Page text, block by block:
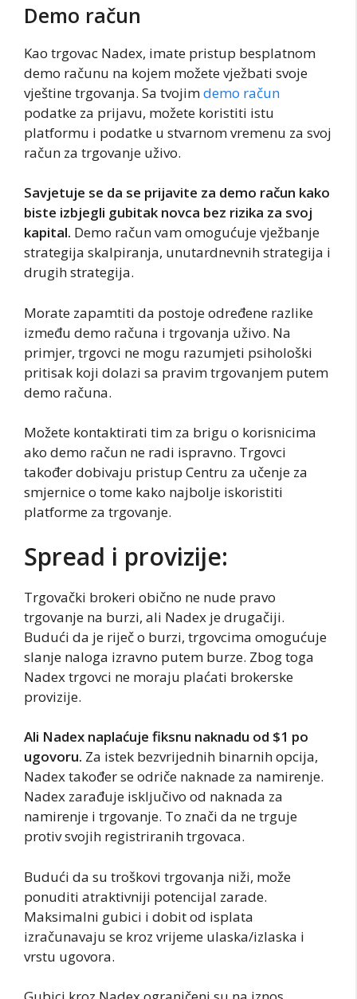
Demo račun
Kao trgovac Nadex, imate pristup besplatnom
demo računu na kojem možete vježbati svoje
vještine trgovanja. Sa tvojimdemo račun
podatke za prijavu, možete koristiti istu
platformu i podatke u stvarnom vremenu za svoj
račun za trgovanje uživo.
Savjetuje se da se prijavite za demo račun kako
biste izbjegli gubitak novca bez rizika za svoj
kapital. Demo račun vam omogućuje vježbanje
strategija skalpiranja, unutardnevnih strategija i
drugih strategija.
Morate zapamtiti da postoje određene razlike
između demo računa i trgovanja uživo. Na
primjer, trgovci ne mogu razumjeti psihološki
pritisak koji dolazi sa pravim trgovanjem putem
demo računa.
Možete kontaktirati tim za brigu o korisnicima
ako demo račun ne radi ispravno. Trgovci
također dobivaju pristup Centru za učenje za
smjernice o tome kako najbolje iskoristiti
platforme za trgovanje.
Spread i provizije:
Trgovački brokeri obično ne nude pravo
trgovanje na burzi, ali Nadex je drugačiji.
Budući da je riječ o burzi, trgovcima omogućuje
slanje naloga izravno putem burze. Zbog toga
Nadex trgovci ne moraju plaćati brokerske
provizije.
Ali Nadex naplaćuje fiksnu naknadu od $1 po
ugovoru. Za istek bezvrijednih binarnih opcija,
Nadex također se odriče naknade za namirenje.
Nadex zarađuje isključivo od naknada za
namirenje i trgovanje. To znači da ne trguje
protiv svojih registriranih trgovaca.
Budući da su troškovi trgovanja niži, može
ponuditi atraktivniji potencijal zarade.
Maksimalni gubici i dobit od isplata
izračunavaju se kroz vrijeme ulaska/izlaska i
vrstu ugovora.